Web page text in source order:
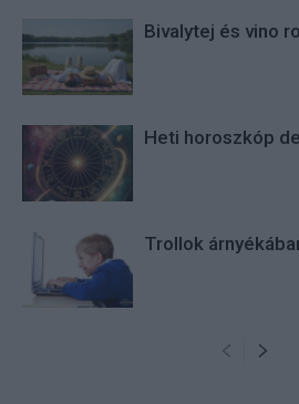
Bivalytej és vino
Heti horoszkóp
Trollok